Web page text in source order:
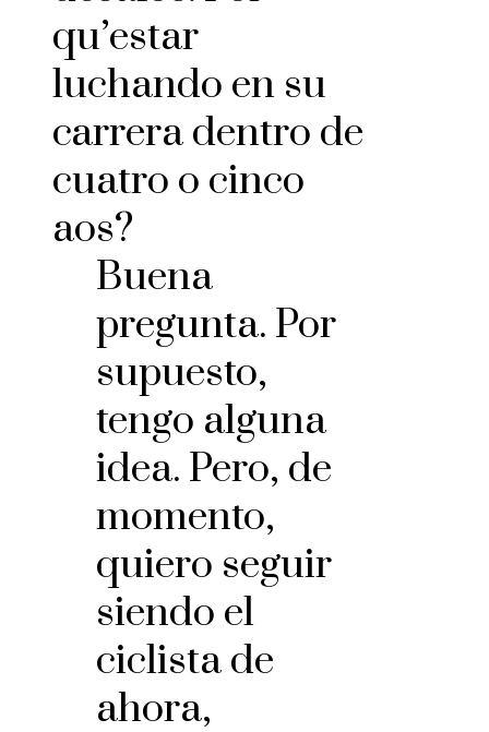
qu’estar
luchando en su
carrera dentro de
cuatro o cinco
aos?
Buena
pregunta. Por
supuesto,
tengo alguna
idea. Pero, de
momento,
quiero seguir
siendo el
ciclista de
ahora,